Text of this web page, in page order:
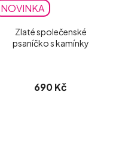
NOVINKA
Zlaté společenské
psaníčko s kamínky
690 Kč